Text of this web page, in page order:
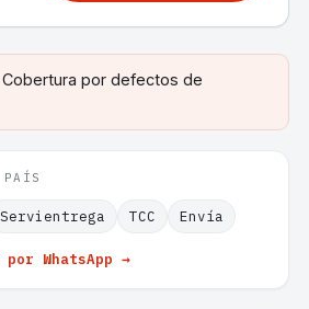
Cobertura por defectos de
Servientrega TCC Envía
WhatsApp →